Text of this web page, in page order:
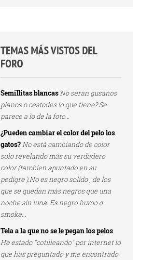
TEMAS MÁS VISTOS DEL
FORO
Semillitas blancasNo seran gusanos
planos o cestodes lo que tiene? Se
parece a lo de la foto...
¿Pueden cambiar el color del pelo los
gatos?No está cambiando de color
solo revelando más su verdadero
color (tambien apuntado en su
pedigre ).No es negro solido , de los
que se quedan más negros que una
noche sin luna. Es negro humo o
smoke...
Tela a la que no se le pegan los pelos
He estado "cotilleando" por internet lo
que has preguntado y me encontrado